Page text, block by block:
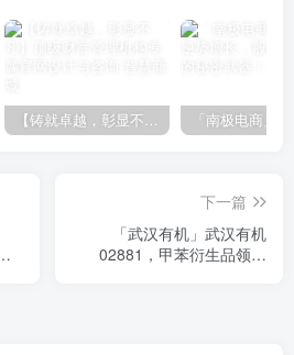
【铸就卓越，彰显不凡】顶级财富管理机构专属官网设计与咨询
下一篇
「武汉有机」武汉有机
02881，甲苯衍生品领导